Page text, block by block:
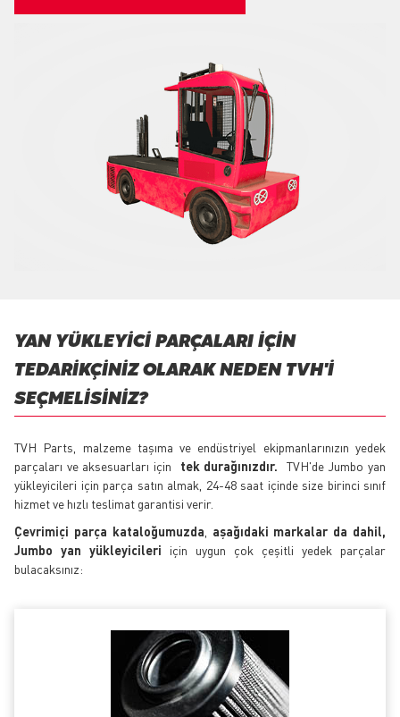
YAN YÜKLEYICI PARÇALARI IÇIN
TEDARIKÇINIZ OLARAK NEDEN TVH'I
SEÇMELISINIZ?
TVH Parts, malzeme taşıma ve endüstriyel ekipmanlarınızın yedek
parçaları ve aksesuarları için tek durağınızdır. TVH'de Jumbo yan
yükleyicileri için parça satın almak, 24-48 saat içinde size birinci sınıf
hizmet ve hızlı teslimat garantisi verir.
Çevrimiçi parça kataloğumuzda
aşağıdaki markalar da dahil,
Jumbo yan yükleyicileri için uygun çok çeşitli yedek parçalar
bulacaksınız: